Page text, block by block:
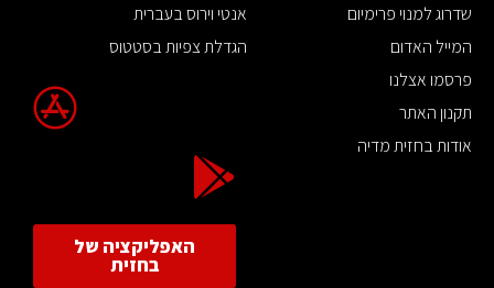
שדרוג למנוי פרימיום
המייל האדום
פרסמו אצלנו
תקנון האתר
אודות בחזית מדיה
אנטי וירוס בעברית
הגדלת צפיות בסטטוס
האפליקציה של
בחזית